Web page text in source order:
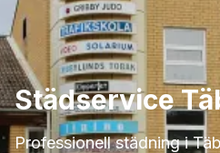
Städservice
Professionell städning i